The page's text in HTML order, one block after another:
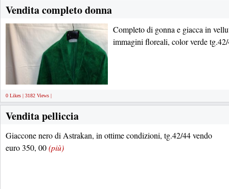
Vendita completo donna
Completo di gonna e giacca in
immagini floreali, color verde
0 Likes | 3182 Views |
Vendita pelliccia
Giaccone nero di Astrakan, in ottime condizioni, tg.42/44 vendo
euro 350, 00(più)